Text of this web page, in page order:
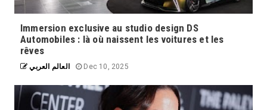
Immersion exclusive au studio design DS
Automobiles : là où naissent les voitures et les
rêves
العالم العربي Dec 10, 2025